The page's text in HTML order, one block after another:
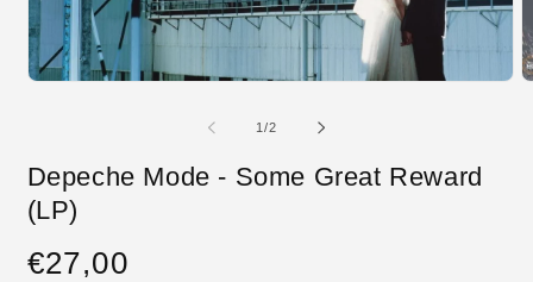
1/van
2
Depeche Mode - Some Great Reward
(LP)
Normale
€27,00